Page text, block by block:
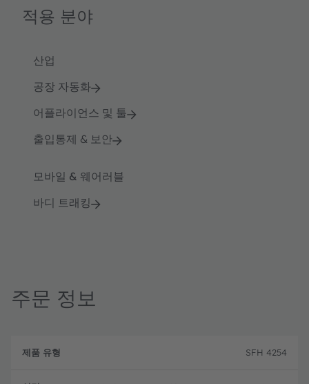
적용 분야
산업
공장 자동화
어플라이언스 및 툴
출입통제 & 보안
모바일 & 웨어러블
바디 트래킹
주문 정보
품
설
SFH 4254